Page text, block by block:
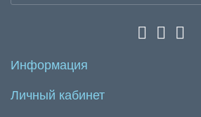
Информация
Личный кабинет